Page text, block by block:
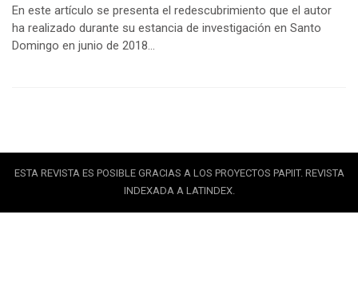
En este artículo se presenta el redescubrimiento que el autor
ha realizado durante su estancia de investigación en Santo
Domingo en junio de 2018…
ESTA REVISTA ES POSIBLE GRACIAS A LOS PROYECTOS PAPIIT. REVISTA
INDEXADA A LATINDEX.